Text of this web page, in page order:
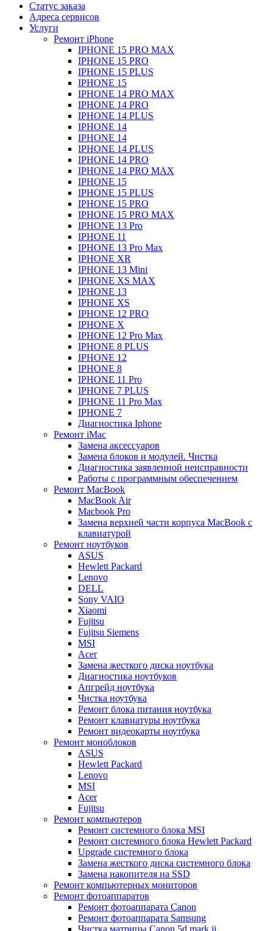
Статус заказа
Адреса сервисов
Услуги
Ремонт iPhone
IPHONE 15 PRO MAX
IPHONE 15 PRO
IPHONE 15 PLUS
IPHONE 15
IPHONE 14 PRO MAX
IPHONE 14 PRO
IPHONE 14 PLUS
IPHONE 14
IPHONE 14
IPHONE 14 PLUS
IPHONE 14 PRO
IPHONE 14 PRO MAX
IPHONE 15
IPHONE 15 PLUS
IPHONE 15 PRO
IPHONE 15 PRO MAX
IPHONE 13 Pro
IPHONE 11
IPHONE 13 Pro Max
IPHONE XR
IPHONE 13 Mini
IPHONE XS MAX
IPHONE 13
IPHONE XS
IPHONE 12 PRO
IPHONE X
IPHONE 12 Pro Max
IPHONE 8 PLUS
IPHONE 12
IPHONE 8
IPHONE 11 Pro
IPHONE 7 PLUS
IPHONE 11 Pro Max
IPHONE 7
Диагностика Iphone
Ремонт iMac
Замена аксессуаров
Замена блоков и модулей. Чистка
Диагностика заявленной неисправности
Работы с программным обеспечением
Ремонт MacBook
MacBook Air
Macbook Pro
Замена верхней части корпуса MacBook с
клавиатурой
Ремонт ноутбуков
ASUS
Hewlett Packard
Lenovo
DELL
Sony VAIO
Xiaomi
Fujitsu
Fujitsu Siemens
MSI
Acer
Замена жесткого диска ноутбука
Диагностика ноутбуков
Апгрейд ноутбука
Чистка ноутбука
Ремонт блока питания ноутбука
Ремонт клавиатуры ноутбука
Ремонт видеокарты ноутбука
Ремонт моноблоков
ASUS
Hewlett Packard
Lenovo
MSI
Acer
Fujitsu
Ремонт компьютеров
Ремонт системного блока MSI
Ремонт системного блока Hewlett Packard
Upgrade системного блока
Замена жесткого диска системного блока
Замена накопителя на SSD
Ремонт компьютерных мониторов
Ремонт фотоаппаратов
Ремонт фотоаппарата Canon
Ремонт фотоаппарата Samsung
Чистка матрицы Canon 5d mark ii